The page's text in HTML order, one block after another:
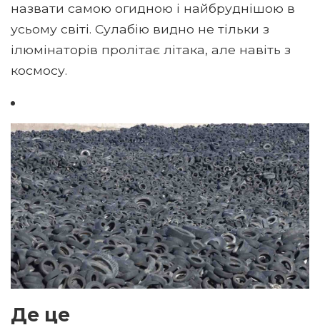
назвати самою огидною і найбруднішою в
усьому світі. Сулабію видно не тільки з
ілюмінаторів пролітає літака, але навіть з
космосу.
Де це